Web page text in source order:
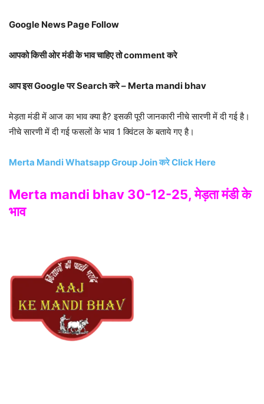
Google News Page Follow
आपको किसी ओर मंडी के भाव चाहिए तो comment करे
आप इस Google पर Search करे – Merta mandi bhav
मेड़ता मंडी में आज का भाव क्या है? इसकी पूरी जानकारी नीचे सारणी में दी गई है।
नीचे सारणी में दी गई फसलों के भाव 1 क्विंटल के बताये गए है।
Merta Mandi Whatsapp Group Join करे Click Here
Merta mandi bhav 30-12-25, मेड़ता मंडी के
भाव